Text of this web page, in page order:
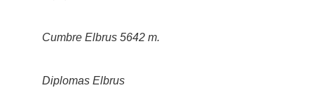
Cumbre Elbrus 5642 m.
Diplomas Elbrus